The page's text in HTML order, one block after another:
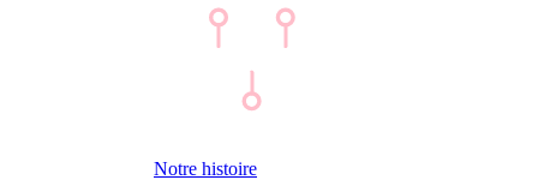
Notre histoire